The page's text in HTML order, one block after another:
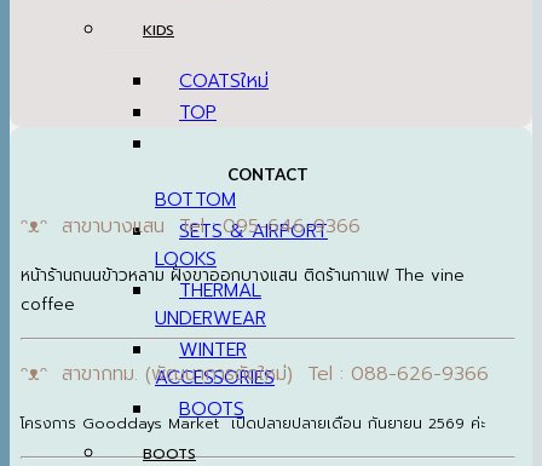
KIDS
COATS
TOP
BOTTOM
SETS & AIRPORT
LOOKS
THERMAL
UNDERWEAR
WINTER
ACCESSORIES
BOOTS
BOOTS
CONTACT
ᵔᴥᵔ สาขาบางแสน Tel : 095-646-9366
หน้าร้านถนนข้าวหลาม ฝั่งขาออกบางแสน ติดร้านกาแฟ The vine
coffee
ᵔᴥᵔ สาขากทม. (พัฒนาการตัดใหม่) Tel : 088-626-9366
โครงการ Gooddays Market เปิดปลายปลายเดือน กันยายน 2569 ค่ะ